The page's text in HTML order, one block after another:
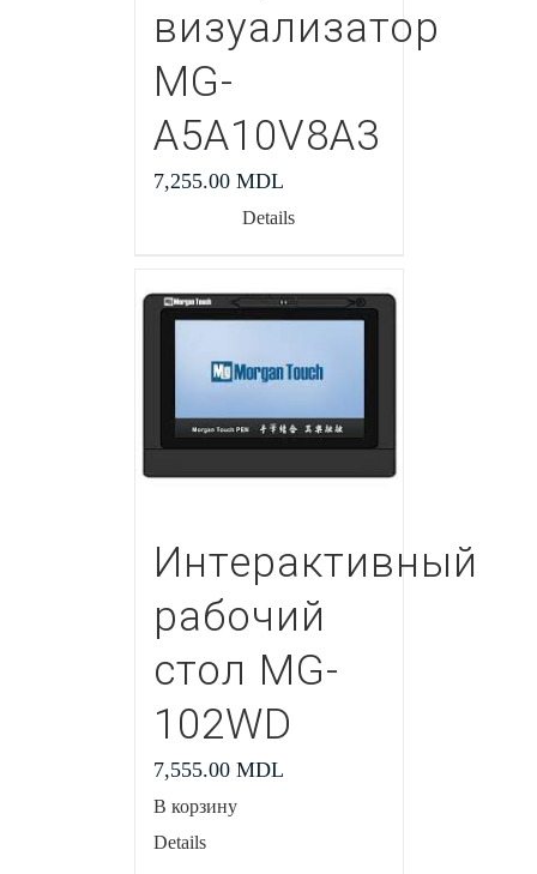
визуализатор
MG-
A5A10V8A3
7,255.00 MDL
Details
Интерактивный
рабочий
стол MG-
102WD
7,555.00 MDL
В корзину
Details